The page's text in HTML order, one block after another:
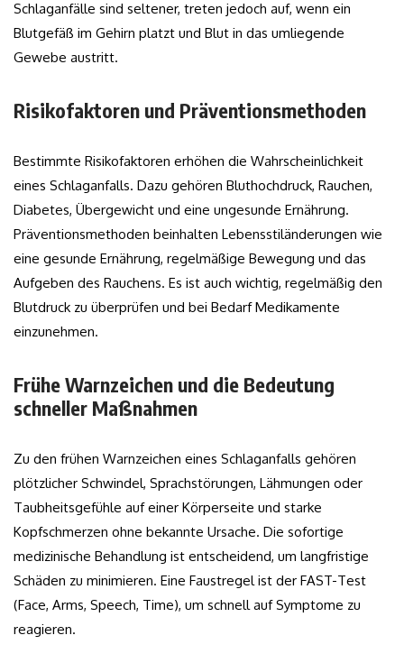
Schlaganfälle sind seltener, treten jedoch auf, wenn ein
Blutgefäß im Gehirn platzt und Blut in das umliegende
Gewebe austritt.
Risikofaktoren und Präventionsmethoden
Bestimmte Risikofaktoren erhöhen die Wahrscheinlichkeit
eines Schlaganfalls. Dazu gehören Bluthochdruck, Rauchen,
Diabetes, Übergewicht und eine ungesunde Ernährung.
Präventionsmethoden beinhalten Lebensstiländerungen wie
eine gesunde Ernährung, regelmäßige Bewegung und das
Aufgeben des Rauchens. Es ist auch wichtig, regelmäßig den
Blutdruck zu überprüfen und bei Bedarf Medikamente
einzunehmen.
Frühe Warnzeichen und die Bedeutung
schneller Maßnahmen
Zu den frühen Warnzeichen eines Schlaganfalls gehören
plötzlicher Schwindel, Sprachstörungen, Lähmungen oder
Taubheitsgefühle auf einer Körperseite und starke
Kopfschmerzen ohne bekannte Ursache. Die sofortige
medizinische Behandlung ist entscheidend, um langfristige
Schäden zu minimieren. Eine Faustregel ist der FAST-Test
(Face, Arms, Speech, Time), um schnell auf Symptome zu
reagieren.